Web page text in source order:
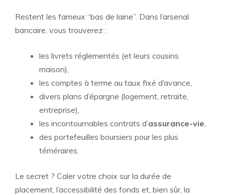
Restent les fameux “bas de laine”. Dans l’arsenal
bancaire, vous trouverez :
les livrets réglementés (et leurs cousins
maison),
les comptes à terme au taux fixé d’avance,
divers plans d’épargne (logement, retraite,
entreprise),
les incontournables contrats d’assurance-vie,
des portefeuilles boursiers pour les plus
téméraires.
Le secret ? Caler votre choix sur la durée de
placement, l’accessibilité des fonds et, bien sûr, la